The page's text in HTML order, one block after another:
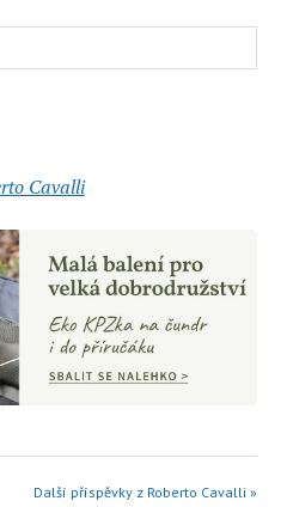
Cavalli
Další příspěvky z Roberto Cavalli »